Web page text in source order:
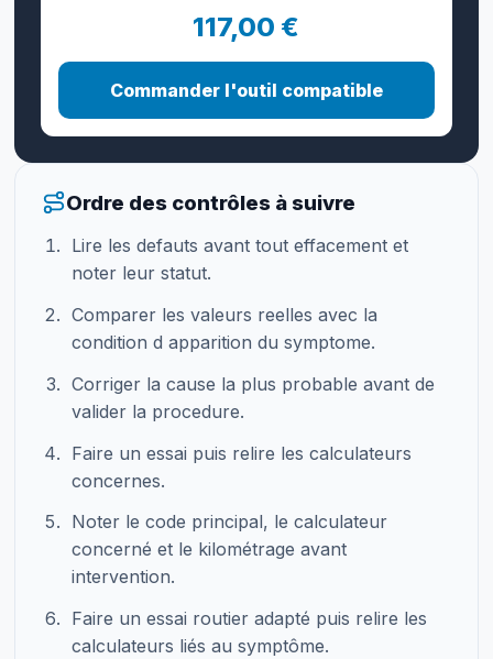
117,00 €
Commander l'outil compatible
Ordre des contrôles à suivre
Lire les defauts avant tout effacement et
noter leur statut.
Comparer les valeurs reelles avec la
condition d apparition du symptome.
Corriger la cause la plus probable avant de
valider la procedure.
Faire un essai puis relire les calculateurs
concernes.
Noter le code principal, le calculateur
concerné et le kilométrage avant
intervention.
Faire un essai routier adapté puis relire les
calculateurs liés au symptôme.